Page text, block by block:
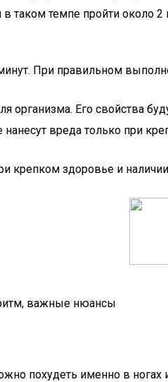
таком темпе пройти около 2
При правильном
организма. Его свойства
вреда только при
крепком здоровье и
важные нюансы
похудеть именно в